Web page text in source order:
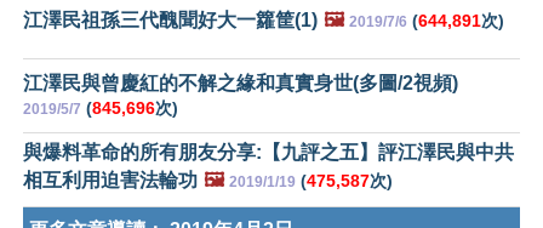
江澤民祖孫三代醜聞好大一籮筐(1) 🖼️ 2019/7/6 (644,891次)
江澤民與曾慶紅的不解之緣和真實身世(多圖/2視頻)
2019/5/7 (845,696次)
與爆料革命的所有朋友分享:【九評之五】評江澤民與中共
相互利用迫害法輪功 🖼️ 2019/1/19 (475,587次)